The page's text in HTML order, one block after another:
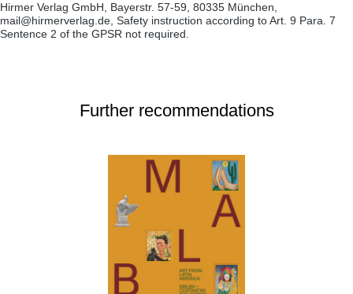
Hirmer Verlag GmbH, Bayerstr. 57-59, 80335 München,
mail@hirmerverlag.de, Safety instruction according to Art. 9 Para. 7
Sentence 2 of the GPSR not required.
Further recommendations